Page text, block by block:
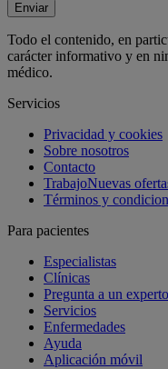
Enviar
Todo el contenido, en
carácter informativo y en
médico.
Servicios
Privacidad y cookies
Sobre nosotros
Contacto
TrabajoNuevas
Términos y
Para pacientes
Especialistas
Clínicas
Pregunta a un experto
Servicios
Enfermedades
Ayuda
Aplicación móvil